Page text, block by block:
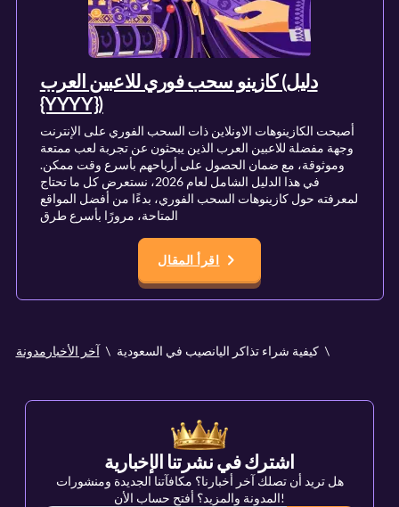
كازينو سحب فوري للاعبين العرب (دليل
{YYYY})
أصبحت الكازينوهات الاونلاين ذات السحب الفوري على الإنترنت
وجهة مفضلة للاعبين العرب الذين يبحثون عن تجربة لعب ممتعة
وموثوقة، مع ضمان الحصول على أرباحهم بأسرع وقت ممكن.
في هذا الدليل الشامل لعام 2026، نستعرض كل ما تحتاج
لمعرفته حول كازينوهات السحب الفوري، بدءًا من أفضل المواقع
المتاحة، مرورًا بأسرع طرق
اقرأ المقال
مدونة آخر الأخبار كيفية شراء تذاكر اليانصيب في السعودية
اشترك في نشرتنا الإخبارية
هل تريد أن تصلك آخر أخبارنا؟ مكافآتنا الجديدة ومنشورات
المدونة والمزيد؟ أفتح حساب الأن!